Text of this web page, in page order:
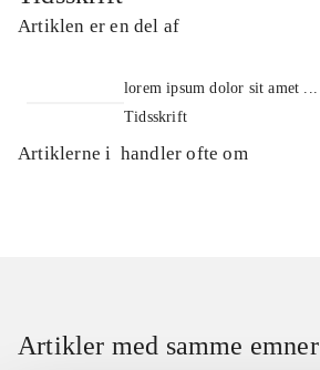
Artiklen er en del af
lorem ipsum dolor sit amet ...
Tidsskrift
Artiklerne i handler ofte om
Artikler med samme emner